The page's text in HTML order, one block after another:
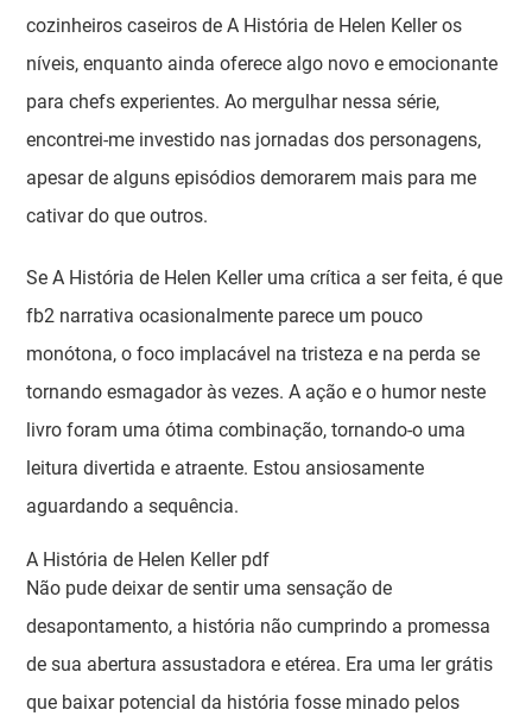
cozinheiros caseiros de A História de Helen Keller os
níveis, enquanto ainda oferece algo novo e emocionante
para chefs experientes. Ao mergulhar nessa série,
encontrei-me investido nas jornadas dos personagens,
apesar de alguns episódios demorarem mais para me
cativar do que outros.
Se A História de Helen Keller uma crítica a ser feita, é que
fb2 narrativa ocasionalmente parece um pouco
monótona, o foco implacável na tristeza e na perda se
tornando esmagador às vezes. A ação e o humor neste
livro foram uma ótima combinação, tornando-o uma
leitura divertida e atraente. Estou ansiosamente
aguardando a sequência.
A História de Helen Keller pdf
Não pude deixar de sentir uma sensação de
desapontamento, a história não cumprindo a promessa
de sua abertura assustadora e etérea. Era uma ler grátis
que baixar potencial da história fosse minado pelos